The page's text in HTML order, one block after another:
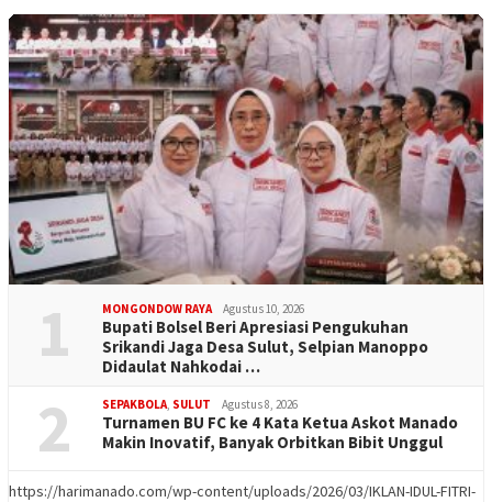
1 MONGONDOW RAYA Agustus 10, 2026
Bupati Bolsel Beri Apresiasi Pengukuhan
Srikandi Jaga Desa Sulut, Selpian Manoppo
Didaulat Nahkodai …
2 SEPAKBOLA, SULUT Agustus 8, 2026
Turnamen BU FC ke 4 Kata Ketua Askot Manado
Makin Inovatif, Banyak Orbitkan Bibit Unggul
https://harimanado.com/wp-content/uploads/2026/03/IKLAN-IDUL-FITRI-